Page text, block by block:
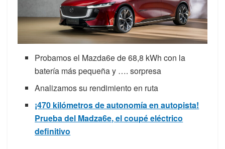
Probamos el Mazda6e de 68,8 kWh con la
batería más pequeña y …. sorpresa
Analizamos su rendimiento en ruta
¡470 kilómetros de autonomía en autopista!
Prueba del Madza6e, el coupé eléctrico
definitivo